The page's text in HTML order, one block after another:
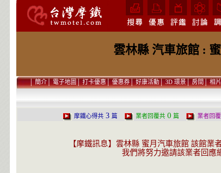
雲林縣 汽車旅館 :
│簡介│電子地圖│打卡優惠│優惠券│好康活動│3D 環景│房間│相片
摩鐵心得共3 篇 業者回覆共0 篇 業者回
【摩鐵訊息】雲林縣 蜜月汽車旅館 該館業
我們將努力邀請該業者回應